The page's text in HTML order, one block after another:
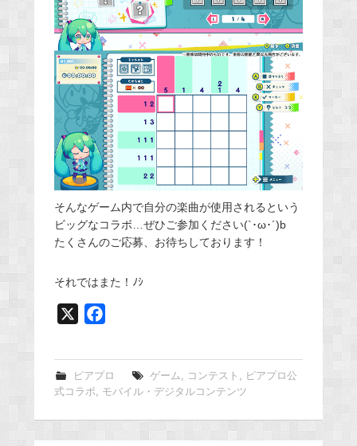
そんなゲーム内で自分の楽曲が使用されるという
ビッグなコラボ…ぜひご参加ください(`･ω･´)b
たくさんのご応募、お待ちしております！
それではまた！ﾉｼ
e
b
o
o
ピアプロ ゲーム, コンテスト , ピアプロ公
式コラボ, モバイル・デジタルコンテンツ